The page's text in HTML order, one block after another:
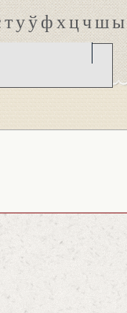
туўфхцчшы